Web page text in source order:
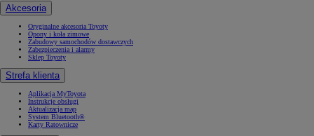
Akcesoria
Oryginalne akcesoria Toyoty
Opony i koła zimowe
Zabudowy samochodów dostawczych
Zabezpieczenia i alarmy
Sklep Toyoty
Strefa klienta
Aplikacja MyToyota
Instrukcje obsługi
Aktualizacja map
System Bluetooth®
Karty Ratownicze